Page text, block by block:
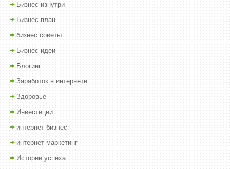
Бизнес изнутри
Бизнес план
бизнес советы
Бизнес-идеи
Блогинг
Заработок в интернете
Здоровье
Инвестиции
интернет-бизнес
интернет-маркетинг
Истории успеха